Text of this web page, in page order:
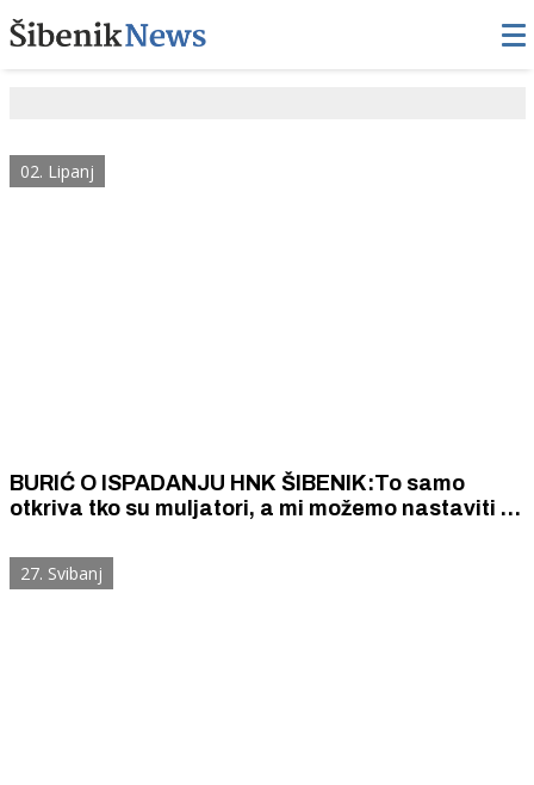
02. Lipanj
BURIĆ O ISPADANJU HNK ŠIBENIK:To samo
otkriva tko su muljatori, a mi možemo nastaviti s
27. Svibanj